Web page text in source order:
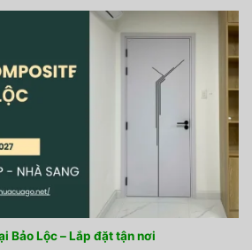
Bảo Lộc – Lắp đặt tận nơi